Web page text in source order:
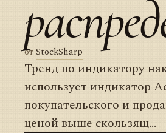
отStockSharp
Тренд по индикатору
использует индикатор
покупательского и
ценой выше скользящ...